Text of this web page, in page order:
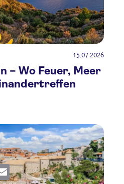
15.07.2026
– Wo Feuer, Meer
Email